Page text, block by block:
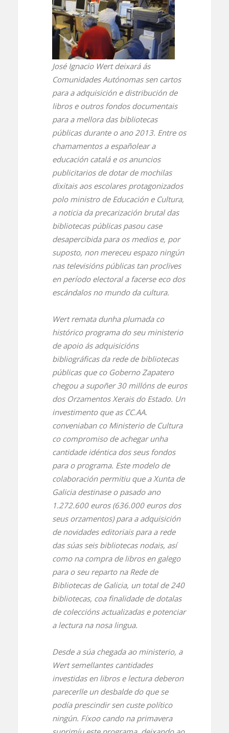
José Ignacio Wert deixará ás
Comunidades Autónomas sen cartos
para a adquisición e distribución de
libros e outros fondos documentais
para a mellora das bibliotecas
públicas durante o ano 2013. Entre os
chamamentos a españolear a
educación catalá e os anuncios
publicitarios de dotar de mochilas
dixitais aos escolares protagonizados
polo ministro de Educación e Cultura,
a noticia da precarización brutal das
bibliotecas públicas pasou case
desapercibida para os medios e, por
suposto, non mereceu espazo ningún
nas televisións públicas tan proclives
en período electoral a facerse eco dos
escándalos no mundo da cultura.
Wert remata dunha plumada co
histórico programa do seu ministerio
de apoio ás adquisicións
bibliográficas da rede de bibliotecas
públicas que co Goberno Zapatero
chegou a supoñer 30 millóns de euros
dos Orzamentos Xerais do Estado. Un
investimento que as CC.AA.
conveniaban co Ministerio de Cultura
co compromiso de achegar unha
cantidade idéntica dos seus fondos
para o programa. Este modelo de
colaboración permitiu que a Xunta de
Galicia destinase o pasado ano
1.272.600 euros (636.000 euros dos
seus orzamentos) para a adquisición
de novidades editoriais para a rede
das súas seis bibliotecas nodais, así
como na compra de libros en galego
para o seu reparto na Rede de
Bibliotecas de Galicia, un total de 240
bibliotecas, coa finalidade de dotalas
de coleccións actualizadas e potenciar
a lectura na nosa lingua.
Desde a súa chegada ao ministerio, a
Wert semellantes cantidades
investidas en libros e lectura deberon
parecerlle un desbalde do que se
podía prescindir sen custe político
ningún. Fíxoo cando na primavera